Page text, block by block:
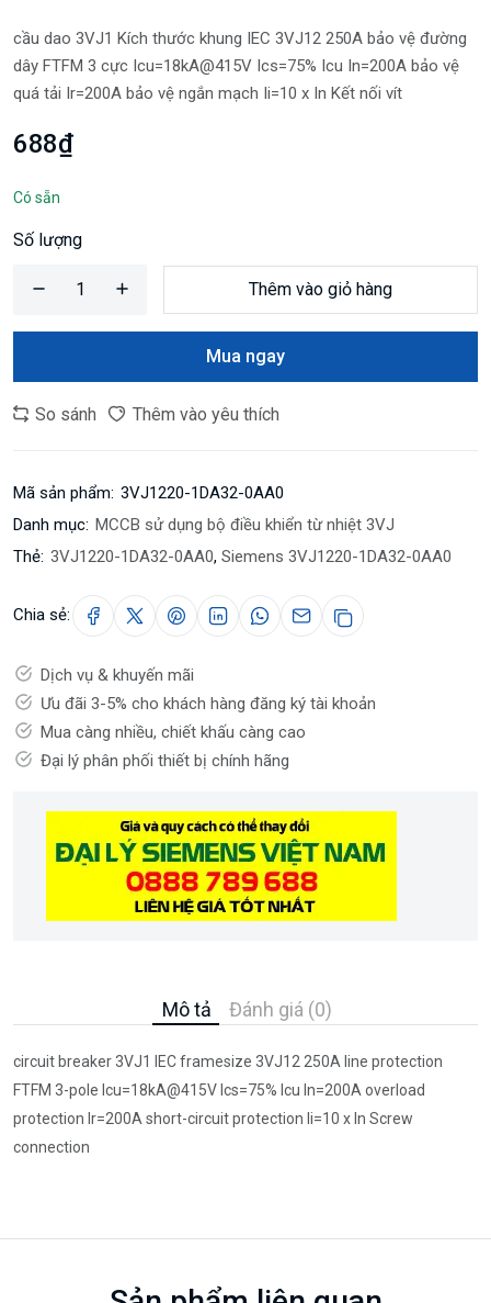
cầu dao 3VJ1 Kích thước khung IEC 3VJ12 250A bảo vệ đường
dây FTFM 3 cực Icu=18kA@415V Ics=75% Icu In=200A bảo vệ
quá tải Ir=200A bảo vệ ngắn mạch Ii=10 x In Kết nối vít
688₫
Có sẵn
Số lượng
Thêm vào giỏ hàng
Mua ngay
So sánh Thêm vào yêu thích
Mã sản phẩm: 3VJ1220-1DA32-0AA0
Danh mục: MCCB sử dụng bộ điều khiển từ nhiệt 3VJ
Thẻ: 3VJ1220-1DA32-0AA0, Siemens 3VJ1220-1DA32-0AA0
Chia sẻ:
Dịch vụ & khuyến mãi
Ưu đãi 3-5% cho khách hàng đăng ký tài khoản
Mua càng nhiều, chiết khấu càng cao
Đại lý phân phối thiết bị chính hãng
Mô tả Đánh giá (0)
circuit breaker 3VJ1 IEC framesize 3VJ12 250A line protection
FTFM 3-pole Icu=18kA@415V Ics=75% Icu In=200A overload
protection Ir=200A short-circuit protection Ii=10 x In Screw
connection